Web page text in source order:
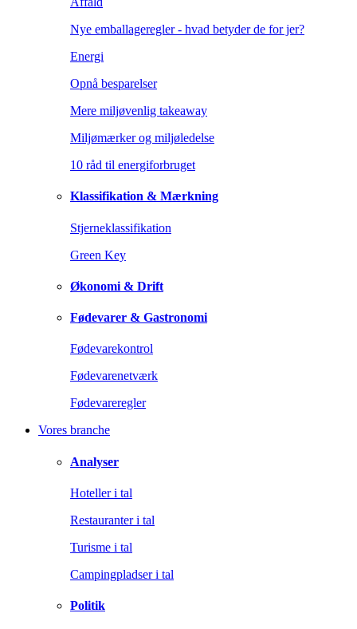
Nye emballageregler - hvad betyder de for jer?
Energi
Opnå besparelser
Mere miljøvenlig takeaway
Miljømærker og miljøledelse
10 råd til energiforbruget
Klassifikation & Mærkning
Stjerneklassifikation
Green Key
Økonomi & Drift
Fødevarer & Gastronomi
Fødevarekontrol
Fødevarenetværk
Fødevareregler
Vores branche
Analyser
Hoteller i tal
Restauranter i tal
Turisme i tal
Campingpladser i tal
Politik